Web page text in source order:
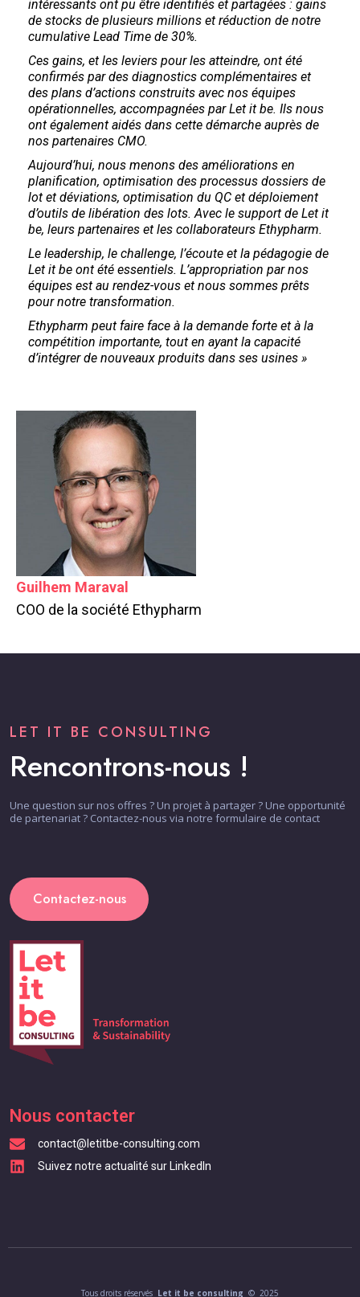
intéressants ont pu être identifiés et partagées : gains
de stocks de plusieurs millions et réduction de notre
cumulative Lead Time de 30%.
Ces gains, et les leviers pour les atteindre, ont été
confirmés par des diagnostics complémentaires et
des plans d’actions construits avec nos équipes
opérationnelles, accompagnées par Let it be. Ils nous
ont également aidés dans cette démarche auprès de
nos partenaires CMO.
Aujourd’hui, nous menons des améliorations en
planification, optimisation des processus dossiers de
lot et déviations, optimisation du QC et déploiement
d’outils de libération des lots. Avec le support de Let it
be, leurs partenaires et les collaborateurs Ethypharm.
Le leadership, le challenge, l’écoute et la pédagogie de
Let it be ont été essentiels. L’appropriation par nos
équipes est au rendez-vous et nous sommes prêts
pour notre transformation.
Ethypharm peut faire face à la demande forte et à la
compétition importante, tout en ayant la capacité
d’intégrer de nouveaux produits dans ses usines »
Guilhem Maraval
COO de la société Ethypharm
LET IT BE CONSULTING
Rencontrons-nous !
Une question sur nos offres ? Un projet à partager ? Une opportunité
de partenariat ? Contactez-nous via notre formulaire de contact
Contactez-nous
Nous contacter
contact@letitbe-consulting.com
Suivez notre actualité sur LinkedIn
Tous droits réservés Let it be consulting © 2025